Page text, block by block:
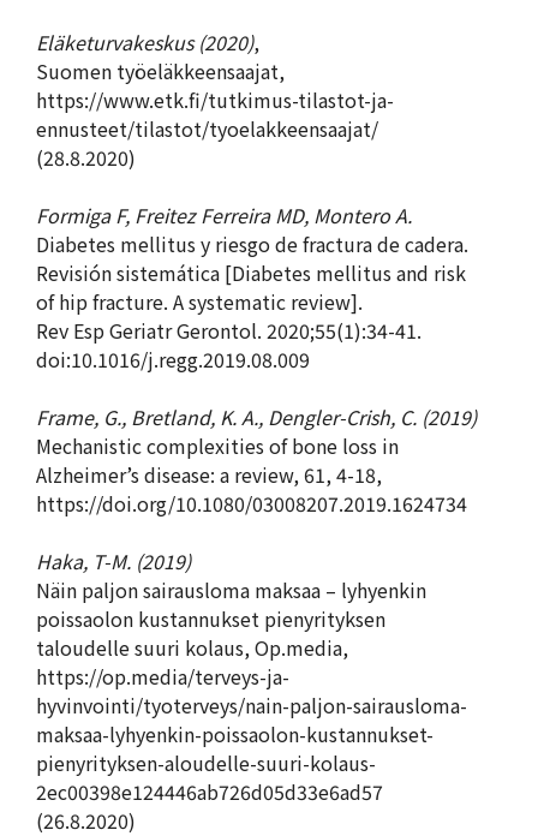
Eläketurvakeskus (2020),
Suomen työeläkkeensaajat,
https://www.etk.fi/tutkimus-tilastot-ja-
ennusteet/tilastot/tyoelakkeensaajat/
(28.8.2020)
Formiga F, Freitez Ferreira MD, Montero A.
Diabetes mellitus y riesgo de fractura de cadera.
Revisión sistemática [Diabetes mellitus and risk
of hip fracture. A systematic review].
Rev Esp Geriatr Gerontol. 2020;55(1):34-41.
doi:10.1016/j.regg.2019.08.009
Frame, G., Bretland, K. A., Dengler-Crish, C. (2019)
Mechanistic complexities of bone loss in
Alzheimer’s disease: a review, 61, 4-18,
https://doi.org/10.1080/03008207.2019.1624734
Haka, T-M. (2019)
Näin paljon sairausloma maksaa – lyhyenkin
poissaolon kustannukset pienyrityksen
taloudelle suuri kolaus, Op.media,
https://op.media/terveys-ja-
hyvinvointi/tyoterveys/nain-paljon-sairausloma-
maksaa-lyhyenkin-poissaolon-kustannukset-
pienyrityksen-aloudelle-suuri-kolaus-
2ec00398e124446ab726d05d33e6ad57
(26.8.2020)